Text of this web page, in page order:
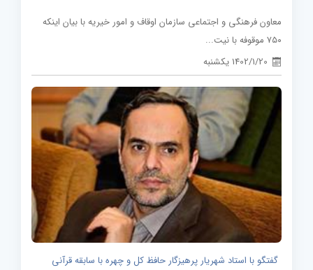
معاون فرهنگی و اجتماعی سازمان اوقاف و امور خیریه با بیان اینکه
۷۵۰ موقوفه با نیت...
1402/1/20 یکشنبه
گفتگو با استاد شهریار پرهیزگار حافظ کل و چهره با سابقه قرآنی